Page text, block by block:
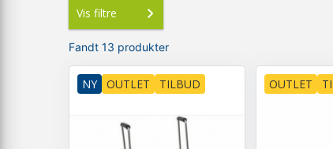
Vis filtre
Fandt 13 produkter
NY OUTLET TILBUD OUTLET